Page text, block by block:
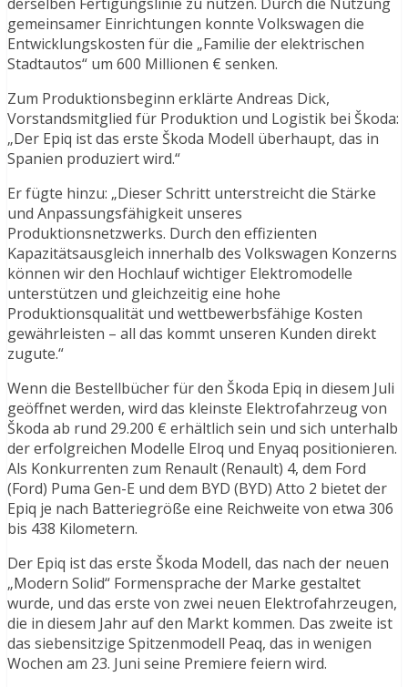
gemeinsamer Einrichtungen konnte Volkswagen die
Entwicklungskosten für die „Familie der elektrischen
Stadtautos“ um 600 Millionen € senken.
Zum Produktionsbeginn erklärte Andreas Dick,
Vorstandsmitglied für Produktion und Logistik bei Škoda:
„Der Epiq ist das erste Škoda Modell überhaupt, das in
Spanien produziert wird.“
Er fügte hinzu: „Dieser Schritt unterstreicht die Stärke
und Anpassungsfähigkeit unseres
Produktionsnetzwerks. Durch den effizienten
Kapazitätsausgleich innerhalb des Volkswagen Konzerns
können wir den Hochlauf wichtiger Elektromodelle
unterstützen und gleichzeitig eine hohe
Produktionsqualität und wettbewerbsfähige Kosten
gewährleisten – all das kommt unseren Kunden direkt
zugute.“
Wenn die Bestellbücher für den Škoda Epiq in diesem Juli
geöffnet werden, wird das kleinste Elektrofahrzeug von
Škoda ab rund 29.200 € erhältlich sein und sich unterhalb
der erfolgreichen Modelle Elroq und Enyaq positionieren.
Als Konkurrenten zum Renault (Renault) 4, dem Ford
(Ford) Puma Gen-E und dem BYD (BYD) Atto 2 bietet der
Epiq je nach Batteriegröße eine Reichweite von etwa 306
bis 438 Kilometern.
Der Epiq ist das erste Škoda Modell, das nach der neuen
„Modern Solid“ Formensprache der Marke gestaltet
wurde, und das erste von zwei neuen Elektrofahrzeugen,
die in diesem Jahr auf den Markt kommen. Das zweite ist
das siebensitzige Spitzenmodell Peaq, das in wenigen
Wochen am 23. Juni seine Premiere feiern wird.